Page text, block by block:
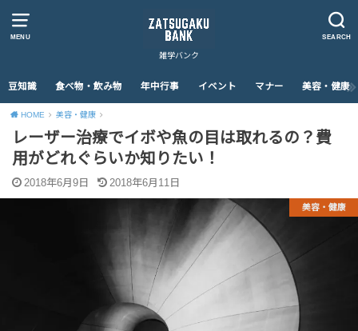
MENU SEARCH
雑学バンク
豆知識 食べ物・飲み物 年中行事 イベント マナー 美容・健康
HOME 美容・健康
レーザー治療でイボや魚の目は取れるの？費
用がどれぐらいか知りたい！
2018年6月9日 2018年6月11日
美容・健康